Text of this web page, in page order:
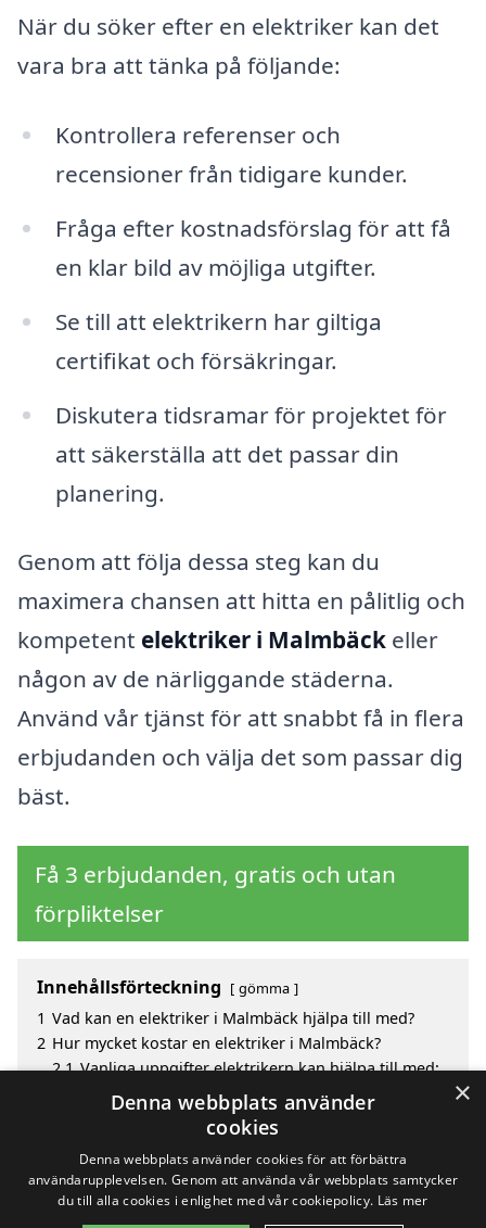
När du söker efter en elektriker kan det
vara bra att tänka på följande:
Kontrollera referenser och
recensioner från tidigare kunder.
Fråga efter kostnadsförslag för att få
en klar bild av möjliga utgifter.
Se till att elektrikern har giltiga
certifikat och försäkringar.
Diskutera tidsramar för projektet för
att säkerställa att det passar din
planering.
Genom att följa dessa steg kan du
maximera chansen att hitta en pålitlig och
kompetent elektriker i Malmbäck eller
någon av de närliggande städerna.
Använd vår tjänst för att snabbt få in flera
erbjudanden och välja det som passar dig
bäst.
Få 3 erbjudanden, gratis och utan
förpliktelser
Innehållsförteckning gömma
1 Vad kan en elektriker i Malmbäck hjälpa till med?
2 Hur mycket kostar en elektriker i Malmbäck?
2.1 Vanliga uppgifter elektrikern kan hjälpa till med:
Fördelar med att välja elektriker i Malmbäck
Sök efter en skicklig elektriker i de omgivande
×
Denna webbplats använder
cookies
Denna webbplats använder cookies för att förbättra
användarupplevelsen. Genom att använda vår webbplats samtycker
du till alla cookies i enlighet med vår cookiepolicy. Läs mer